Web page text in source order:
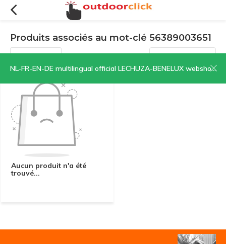
NL-FR-EN-DE multilingual official LECHUZA-BENELUX webshop | CLICK HERE NOW!
Produits associés au mot-clé 56389003651
Filtres Trier par:
Aucun produit n'a été
trouvé...